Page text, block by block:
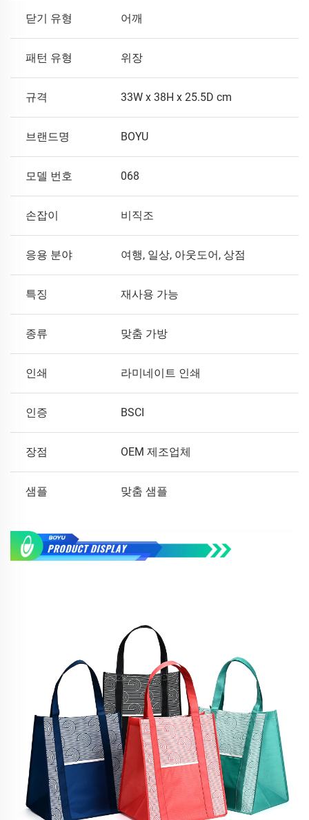
닫기 유형 어깨
패턴 유형 위장
규격 33W x 38H x 25.5D cm
브랜드명 BOYU
모델 번호 068
손잡이 비직조
응용 분야 여행, 일상, 아웃도어, 상점
특징 재사용 가능
종류 맞춤 가방
인쇄 라미네이트 인쇄
인증 BSCI
장점 OEM 제조업체
샘플 맞춤 샘플